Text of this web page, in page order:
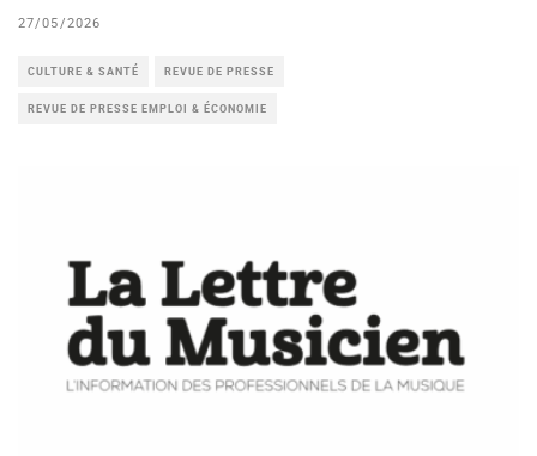
27/05/2026
CULTURE & SANTÉ REVUE DE PRESSE
REVUE DE PRESSE EMPLOI & ÉCONOMIE